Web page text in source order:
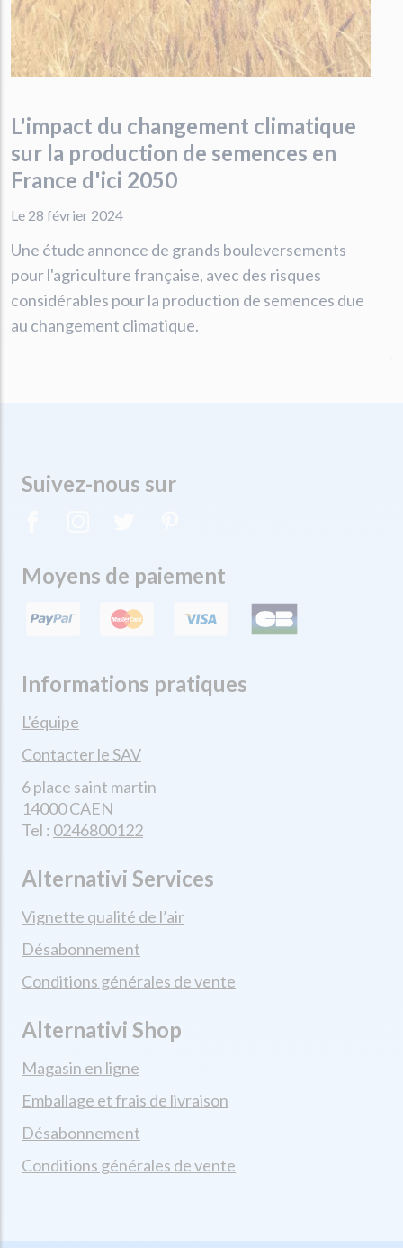
L'impact du changement climatique
sur la production de semences en
France d'ici 2050
Le 28 février 2024
Une étude annonce de grands bouleversements
pour l'agriculture française, avec des risques
considérables pour la production de semences due
au changement climatique.
Suivez-nous sur
Moyens de paiement
Informations pratiques
L'équipe
Contacter le SAV
6 place saint martin
14000 CAEN
Tel : 0246800122
Alternativi Services
Vignette qualité de l’air
Désabonnement
Conditions générales de vente
Alternativi Shop
Magasin en ligne
Emballage et frais de livraison
Désabonnement
Conditions générales de vente